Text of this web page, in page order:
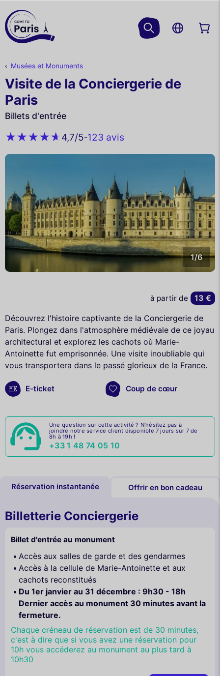
Musées et Monuments
Visite de la Conciergerie de
Paris
Billets d'entrée
4,7/5-123 avis
1/6
Découvrez l'histoire captivante de la Conciergerie de
Paris. Plongez dans l'atmosphère médiévale de ce joyau
architectural et explorez les cachots où Marie-
Antoinette fut emprisonnée. Une visite inoubliable qui
vous transportera dans le passé glorieux de la France.
E-ticket Coup de cœur
à partir de 13 €
Une question sur cette activité ? N'hésitez pas à
joindre notre service client disponible 7 jours sur 7 de
8h à 19h !
+33 1 48 74 05 10
Réservation instantanée Offrir en bon cadeau
Billetterie Conciergerie
Billet d'entrée au monument
Accès aux salles de garde et des gendarmes
Accès à la cellule de Marie-Antoinette et aux
cachots reconstitués
Du 1er janvier au 31 décembre : 9h30 - 18h
Dernier accès au monument 30 minutes avant la
fermeture.
Chaque créneau de réservation est de 30 minutes,
c'est à dire que si vous avez une réservation pour
10h vous accéderez au monument au plus tard à
10h30